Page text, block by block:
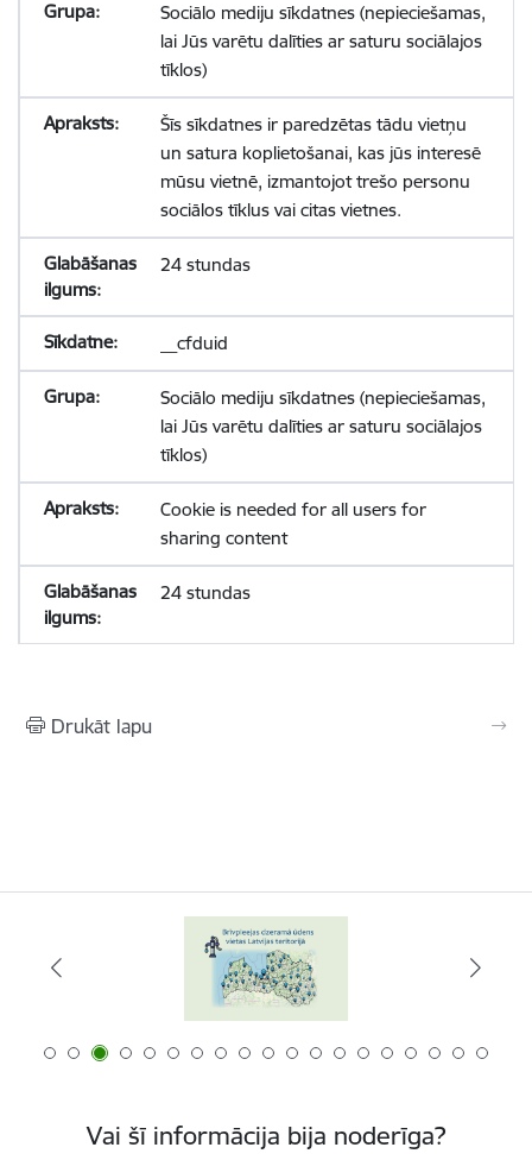
Sociālo mediju sīkdatnes (nepieciešamas,
lai Jūs varētu dalīties ar saturu sociālajos
tīklos)
Šīs sīkdatnes ir paredzētas tādu vietņu
un satura koplietošanai, kas jūs interesē
mūsu vietnē, izmantojot trešo personu
sociālos tīklus vai citas vietnes.
24 stundas
__cfduid
Sociālo mediju sīkdatnes (nepieciešamas,
lai Jūs varētu dalīties ar saturu sociālajos
tīklos)
Cookie is needed for all users for
sharing content
24 stundas
Drukāt lapu
Vai šī informācija bija noderīga?